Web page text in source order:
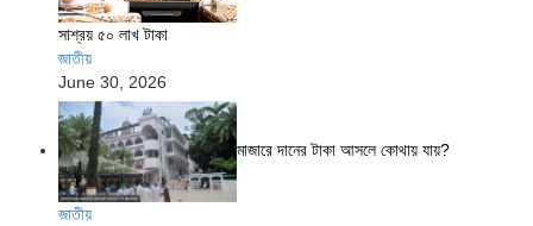
সাশ্রয় ৫০ লাখ টাকা
জাতীয়
June 30, 2026
মাজারে দানের টাকা আসলে কোথায় যায়?
জাতীয়